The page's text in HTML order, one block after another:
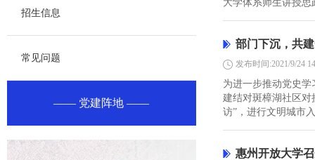
招生信息
常见问题
党建阵地
大学体系师生讲授
部门下沉，共
发布时间:2021/9/24
为进一步推动党史学
建结对斑樟湖社区对
访”，进行文明城市
惠州开放大学